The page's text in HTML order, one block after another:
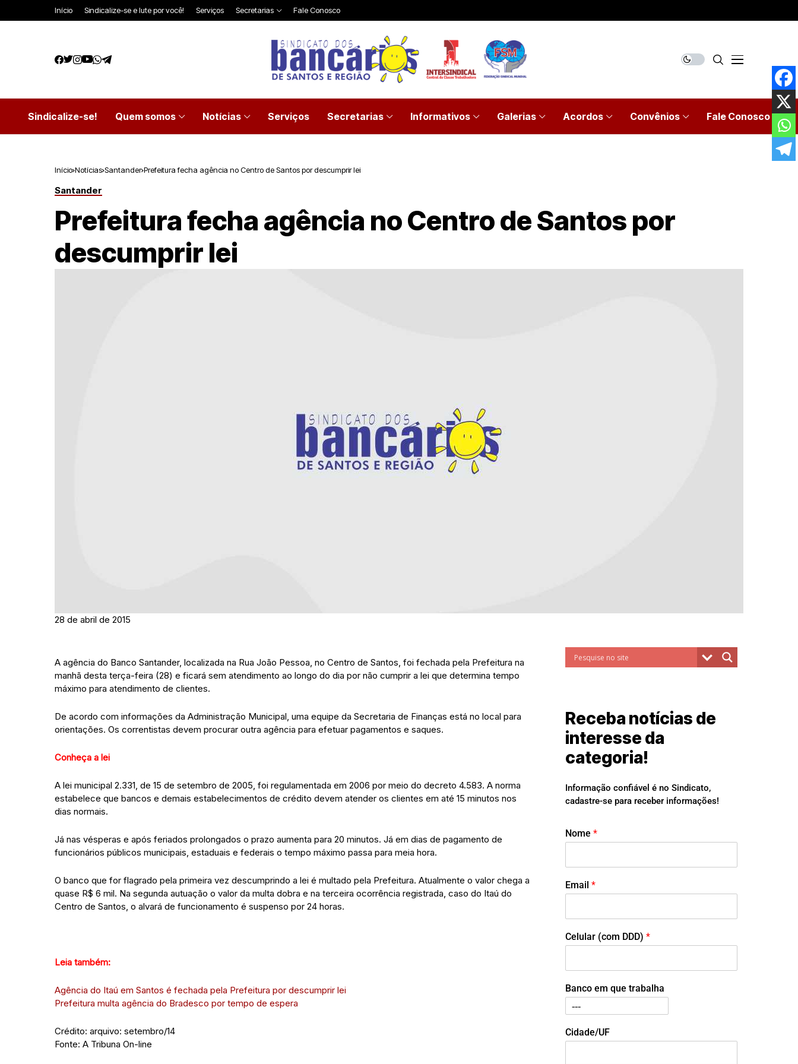
Início Sindicalize-se e lute por você! Serviços Secretarias Fale Conosco
Sindicalize-se! Quem somos Notícias Serviços Secretarias Informativos Galerias Acordos Convênios Fale Conosco
Início Notícias Santander Prefeitura fecha agência no Centro de Santos por descumprir lei
Santander
Prefeitura fecha agência no Centro de Santos por
descumprir lei
28 de abril de 2015
A agência do Banco Santander, localizada na Rua João Pessoa, no Centro de Santos, foi fechada pela Prefeitura na
manhã desta terça-feira (28) e ficará sem atendimento ao longo do dia por não cumprir a lei que determina tempo
máximo para atendimento de clientes.
De acordo com informações da Administração Municipal, uma equipe da Secretaria de Finanças está no local para
orientações. Os correntistas devem procurar outra agência para efetuar pagamentos e saques.
Conheça a lei
A lei municipal 2.331, de 15 de setembro de 2005, foi regulamentada em 2006 por meio do decreto 4.583. A norma
estabelece que bancos e demais estabelecimentos de crédito devem atender os clientes em até 15 minutos nos
dias normais.
Já nas vésperas e após feriados prolongados o prazo aumenta para 20 minutos. Já em dias de pagamento de
funcionários públicos municipais, estaduais e federais o tempo máximo passa para meia hora.
O banco que for flagrado pela primeira vez descumprindo a lei é multado pela Prefeitura. Atualmente o valor chega a
quase R$ 6 mil. Na segunda autuação o valor da multa dobra e na terceira ocorrência registrada, caso do Itaú do
Centro de Santos, o alvará de funcionamento é suspenso por 24 horas.
Leia também:
Agência do Itaú em Santos é fechada pela Prefeitura por descumprir lei
Prefeitura multa agência do Bradesco por tempo de espera
Crédito: arquivo: setembro/14
Fonte: A Tribuna On-line
Receba notícias de
interesse da
categoria!
Informação confiável é no Sindicato,
cadastre-se para receber informações!
Nome *
Email *
Celular (com DDD) *
Banco em que trabalha
Cidade/UF